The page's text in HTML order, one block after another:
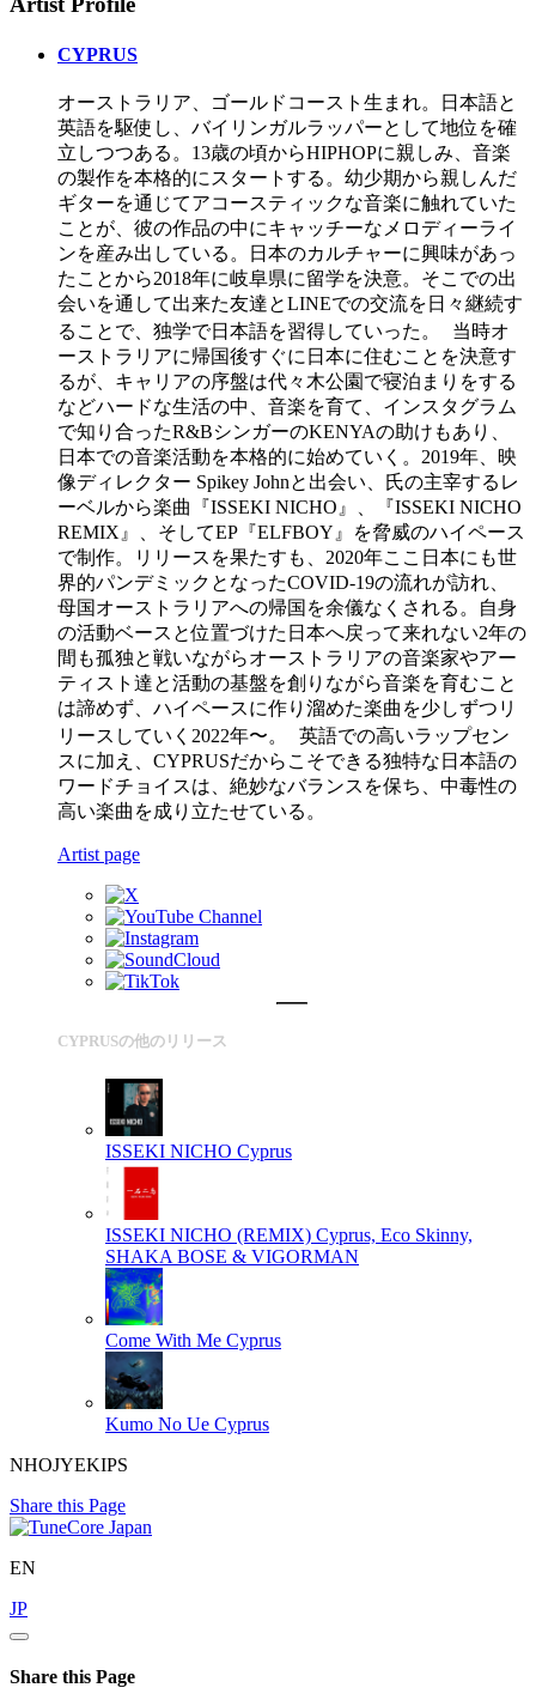
CYPRUS
オーストラリア、ゴールドコースト生まれ。日本語と
英語を駆使し、バイリンガルラッパーとして地位を確
立しつつある。13歳の頃からHIPHOPに親しみ、音楽
の製作を本格的にスタートする。幼少期から親しんだ
ギターを通じてアコースティックな音楽に触れていた
ことが、彼の作品の中にキャッチーなメロディーライ
ンを産み出している。日本のカルチャーに興味があっ
たことから2018年に岐阜県に留学を決意。そこでの出
会いを通して出来た友達とLINEでの交流を日々継続す
ることで、独学で日本語を習得していった。 当時オ
ーストラリアに帰国後すぐに日本に住むことを決意す
るが、キャリアの序盤は代々木公園で寝泊まりをする
などハードな生活の中、音楽を育て、インスタグラム
で知り合ったR&BシンガーのKENYAの助けもあり、
日本での音楽活動を本格的に始めていく。2019年、映
像ディレクター Spikey Johnと出会い、氏の主宰するレ
ーベルから楽曲『ISSEKI NICHO』、『ISSEKI NICHO
REMIX』、そしてEP『ELFBOY』を脅威のハイペース
で制作。リリースを果たすも、2020年ここ日本にも世
界的パンデミックとなったCOVID-19の流れが訪れ、
母国オーストラリアへの帰国を余儀なくされる。自身
の活動ベースと位置づけた日本へ戻って来れない2年の
間も孤独と戦いながらオーストラリアの音楽家やアー
ティスト達と活動の基盤を創りながら音楽を育むこと
は諦めず、ハイペースに作り溜めた楽曲を少しずつリ
リースしていく2022年〜。 英語での高いラップセン
スに加え、CYPRUSだからこそできる独特な日本語の
ワードチョイスは、絶妙なバランスを保ち、中毒性の
高い楽曲を成り立たせている。
Artist page
CYPRUSの他のリリース
ISSEKI NICHO Cyprus
ISSEKI NICHO (REMIX) Cyprus, Eco Skinny,
SHAKA BOSE & VIGORMAN
Come With Me Cyprus
Kumo No Ue Cyprus
NHOJYEKIPS
Share this Page
EN
JP
Share this Page